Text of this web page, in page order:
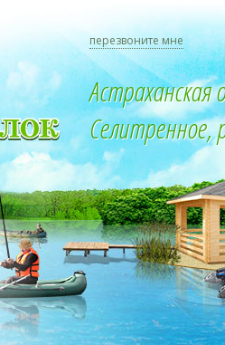
перезвоните мне
Астраханская
Селитренное,